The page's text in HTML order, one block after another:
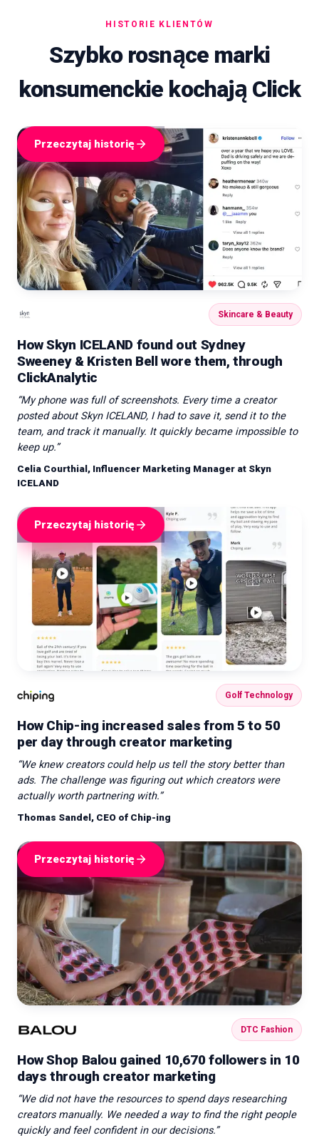
HISTORIE KLIENTÓW
Szybko rosnące marki
konsumenckie kochają Click
Przeczytaj historię
Skincare & Beauty
How Skyn ICELAND found out Sydney
Sweeney & Kristen Bell wore them, through
ClickAnalytic
“My phone was full of screenshots. Every time a creator
posted about Skyn ICELAND, I had to save it, send it to the
team, and track it manually. It quickly became impossible to
keep up.”
Celia Courthial, Influencer Marketing Manager at Skyn
ICELAND
Przeczytaj historię
Golf Technology
How Chip-ing increased sales from 5 to 50
per day through creator marketing
“We knew creators could help us tell the story better than
ads. The challenge was figuring out which creators were
actually worth partnering with.”
Thomas Sandel, CEO of Chip-ing
Przeczytaj historię
DTC Fashion
How Shop Balou gained 10,670 followers in 10
days through creator marketing
“We did not have the resources to spend days researching
creators manually. We needed a way to find the right people
quickly and feel confident in our decisions.”